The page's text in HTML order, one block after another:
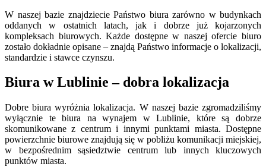
W naszej bazie znajdziecie Państwo biura zarówno w budynkach
oddanych w ostatnich latach, jak i dobrze już kojarzonych
kompleksach biurowych. Każde dostępne w naszej ofercie biuro
zostało dokładnie opisane – znajdą Państwo informacje o lokalizacji,
standardzie i stawce czynszu.
Biura w Lublinie – dobra lokalizacja
Dobre biura wyróżnia lokalizacja. W naszej bazie zgromadziliśmy
wyłącznie te biura na wynajem w Lublinie, które są dobrze
skomunikowane z centrum i innymi punktami miasta. Dostępne
powierzchnie biurowe znajdują się w pobliżu komunikacji miejskiej,
w bezpośrednim sąsiedztwie centrum lub innych kluczowych
punktów miasta.